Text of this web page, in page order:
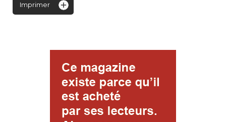
Imprimer